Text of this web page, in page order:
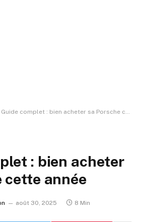
Guide complet : bien acheter sa Porsche cette année
: bien acheter
cette année
août 30, 2025 8 Min